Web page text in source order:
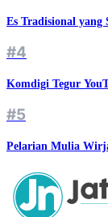
Es Tradisional yang
#4
Komdigi Tegur
#5
Pelarian Mulia